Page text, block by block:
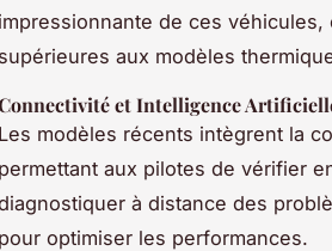
impressionnante de ces
supérieures aux modèles
et Intelligence
Les modèles récents intègrent la
permettant aux pilotes de vérifier
à distance des
pour optimiser les performances.